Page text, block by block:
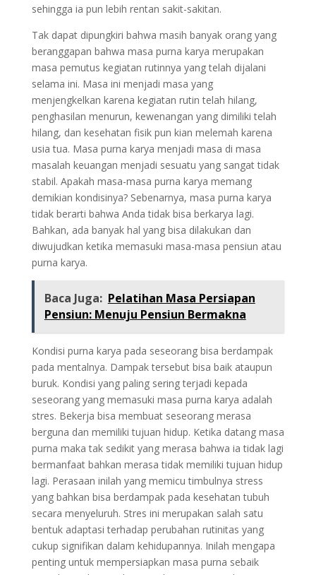
sehingga ia pun lebih rentan sakit-sakitan.
Tak dapat dipungkiri bahwa masih banyak orang yang
beranggapan bahwa masa purna karya merupakan
masa pemutus kegiatan rutinnya yang telah dijalani
selama ini. Masa ini menjadi masa yang
menjengkelkan karena kegiatan rutin telah hilang,
penghasilan menurun, kewenangan yang dimiliki telah
hilang, dan kesehatan fisik pun kian melemah karena
usia tua. Masa purna karya menjadi masa di masa
masalah keuangan menjadi sesuatu yang sangat tidak
stabil. Apakah masa-masa purna karya memang
demikian kondisinya? Sebenarnya, masa purna karya
tidak berarti bahwa Anda tidak bisa berkarya lagi.
Bahkan, ada banyak hal yang bisa dilakukan dan
diwujudkan ketika memasuki masa-masa pensiun atau
purna karya.
Baca Juga: Pelatihan Masa Persiapan
Pensiun: Menuju Pensiun Bermakna
Kondisi purna karya pada seseorang bisa berdampak
pada mentalnya. Dampak tersebut bisa baik ataupun
buruk. Kondisi yang paling sering terjadi kepada
seseorang yang memasuki masa purna karya adalah
stres. Bekerja bisa membuat seseorang merasa
berguna dan memiliki tujuan hidup. Ketika datang masa
purna maka tak sedikit yang merasa bahwa ia tidak lagi
bermanfaat bahkan merasa tidak memiliki tujuan hidup
lagi. Perasaan inilah yang memicu timbulnya stress
yang bahkan bisa berdampak pada kesehatan tubuh
secara menyeluruh. Stres ini merupakan salah satu
bentuk adaptasi terhadap perubahan rutinitas yang
cukup signifikan dalam kehidupannya. Inilah mengapa
penting untuk mempersiapkan masa purna sebaik